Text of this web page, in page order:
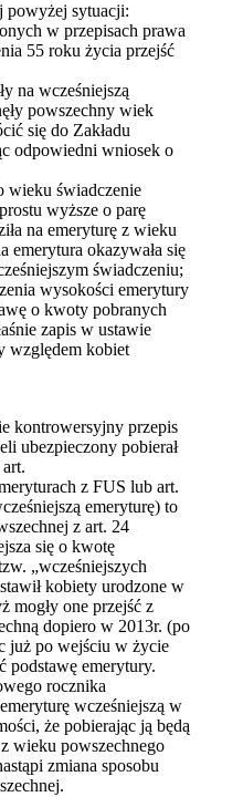
powyżej sytuacji:
w przepisach prawa
55 roku życia przejść
na wcześniejszą
powszechny wiek
się do Zakładu
odpowiedni wniosek o
wieku świadczenie
wyższe o parę
na emeryturę z wieku
emerytura okazywała się
świadczeniu;
wysokości emerytury
o kwoty pobranych
zapis w ustawie
względem kobiet
kontrowersyjny przepis
ubezpieczony pobierał
z FUS lub art.
emeryturę) to
z art. 24
się o kwotę
„wcześniejszych
kobiety urodzone w
mogły one przejść z
dopiero w 2013r. (po
już po wejściu w życie
podstawę emerytury.
rocznika
wcześniejszą w
że pobierając ją będą
wieku powszechnego
zmiana sposobu